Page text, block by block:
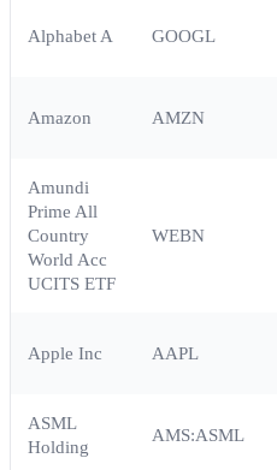
Alphabet A GOOGL
Amazon AMZN
Amundi
Prime All
Country
World Acc
UCITS ETF
WEBN
Apple Inc AAPL
ASML
Holding
AMS:ASML